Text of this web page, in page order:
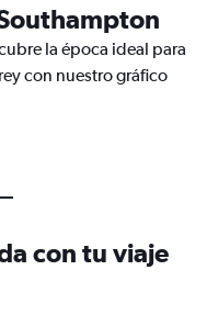
la época ideal para
con nuestro gráfico
con tu viaje